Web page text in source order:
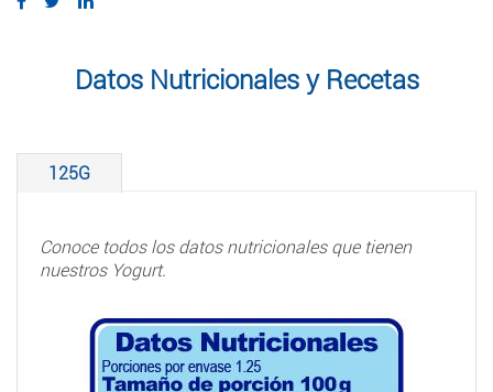
Datos Nutricionales y Recetas
125G
Conoce todos los datos nutricionales que tienen
nuestros Yogurt.